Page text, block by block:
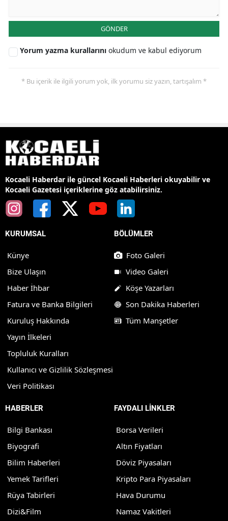
GÖNDER
Yorum yazma kurallarını okudum ve kabul ediyorum
* Bu içerik ile ilgili yorum yok, ilk yorumu siz yazın, tartışalım *
Kocaeli Haberdar ile güncel Kocaeli Haberleri okuyabilir ve
Kocaeli Gazetesi içeriklerine göz atabilirsiniz.
KURUMSAL
Künye
Bize Ulaşın
Haber İhbar
Fatura ve Banka Bilgileri
Kuruluş Hakkında
Yayın İlkeleri
Topluluk Kuralları
Kullanıcı ve Gizlilik Sözleşmesi
Veri Politikası
BÖLÜMLER
Foto Galeri
Video Galeri
Köşe Yazarları
Son Dakika Haberleri
Tüm Manşetler
HABERLER
Bilgi Bankası
Biyografi
Bilim Haberleri
Yemek Tarifleri
Rüya Tabirleri
Dizi&Film
FAYDALI LİNKLER
Borsa Verileri
Altın Fiyatları
Döviz Piyasaları
Kripto Para Piyasaları
Hava Durumu
Namaz Vakitleri